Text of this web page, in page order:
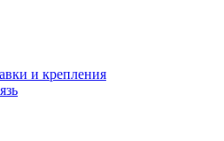
и крепления